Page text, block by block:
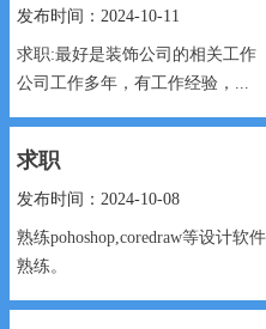
发布时间：2024-10-11
求职:最好是装饰公司的相关工作
公司工作多年，有工作经验，...
求职
发布时间：2024-10-08
熟练pohoshop,coredraw等设计软
熟练。